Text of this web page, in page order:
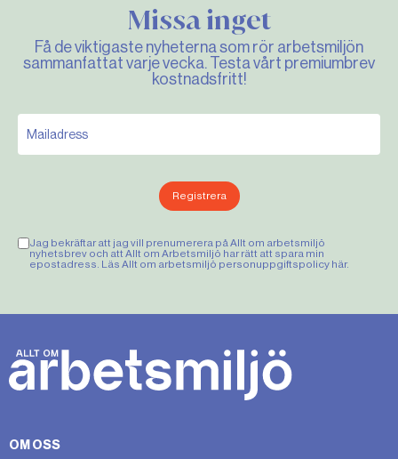
Missa inget
Få de viktigaste nyheterna som rör arbetsmiljön
sammanfattat varje vecka. Testa vårt premiumbrev
kostnadsfritt!
Registrera
Jag bekräftar att jag vill prenumerera på Allt om arbetsmiljö
nyhetsbrev och att Allt om Arbetsmiljö har rätt att spara min
epostadress. Läs Allt om arbetsmiljö personuppgiftspolicy här.
OM OSS